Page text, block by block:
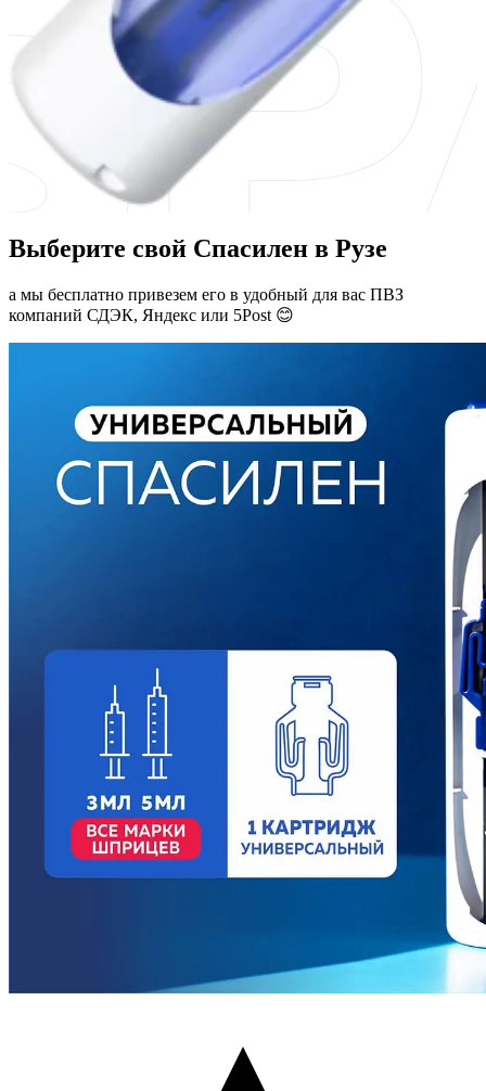
Выберите свой Спасилен в Рузе
а мы бесплатно привезем его в удобный для вас ПВЗ
компаний СДЭК, Яндекс или 5Post 😊